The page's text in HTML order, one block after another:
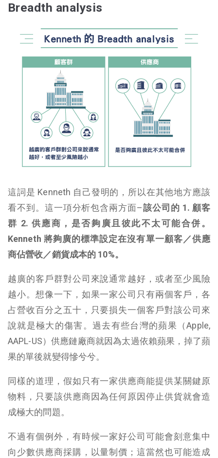
Breadth analysis
這詞是 Kenneth 自己發明的，所以在其他地方應該
看不到。這一項分析包含兩方面–該公司的 1. 顧客
群 2. 供應商， 是否夠廣且彼此不太可能合併。
Kenneth 將夠廣的標準設定在沒有單一顧客／供應
商佔營收／銷貨成本的 10%。
越廣的客戶群對公司來說通常越好，或者至少風險
越小。想像一下，如果一家公司只有兩個客戶，各
占營收百分之五十，只要損失一個客戶對該公司來
說就是極大的傷害。過去有些台灣的蘋果（Apple,
AAPL-US）供應鏈廠商就因為太過依賴蘋果，掉了蘋
果的單後就變得慘兮兮。
同樣的道理，假如只有一家供應商能提供某關鍵原
物料，只要該供應商因為任何原因停止供貨就會造
成極大的問題。
不過有個例外，有時候一家好公司可能會刻意集中
向少數供應商採購，以量制價；這當然也可能造成